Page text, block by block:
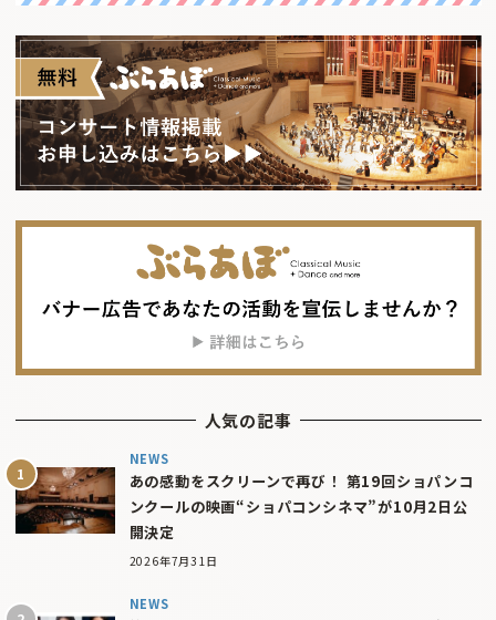
人気の記事
NEWS
あの感動をスクリーンで再び！ 第19回ショパンコ
ンクールの映画“ショパコンシネマ”が10月2日公
開決定
2026年7月31日
NEWS